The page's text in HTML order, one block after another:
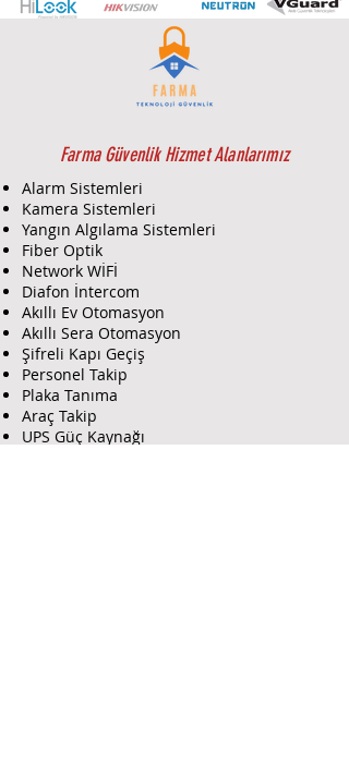
Farma Güvenlik Hizmet Alanlarımız
Alarm Sistemleri
Kamera Sistemleri
Yangın Algılama Sistemleri
Fiber Optik
Network WİFİ
Diafon İntercom
Akıllı Ev Otomasyon
Akıllı Sera Otomasyon
Şifreli Kapı Geçiş
Personel Takip
Plaka Tanıma
Araç Takip
UPS Güç Kaynağı